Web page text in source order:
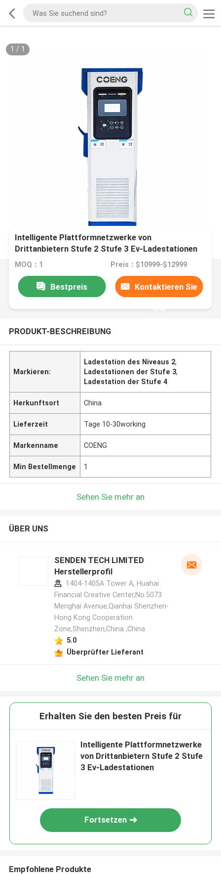
1 / 1
Intelligente Plattformnetzwerke von
Drittanbietern Stufe 2 Stufe 3 Ev-Ladestationen
MOQ：1 Preis：$10999-$12999
Bestpreis Kontaktieren Sie
uns
PRODUKT-BESCHREIBUNG
Markieren:
Ladestation des Niveaus 2,
Ladestationen der Stufe 3,
Ladestation der Stufe 4
Herkunftsort China
Lieferzeit Tage 10-30working
Markenname COENG
Min Bestellmenge 1
Sehen Sie mehr an
ÜBER UNS
SENDEN TECH LIMITED
Herstellerprofil
1404-1405A Tower A, Huahai
Financial Creative Center,No.5073
Menghai Avenue,Qianhai Shenzhen-
Hong Kong Cooperation
Zone,Shenzhen,China ,China
5.0
Überprüfter Lieferant
Sehen Sie mehr an
Erhalten Sie den besten Preis für
Intelligente Plattformnetzwerke
von Drittanbietern Stufe 2 Stufe
3 Ev-Ladestationen
Fortsetzen
Empfohlene Produkte